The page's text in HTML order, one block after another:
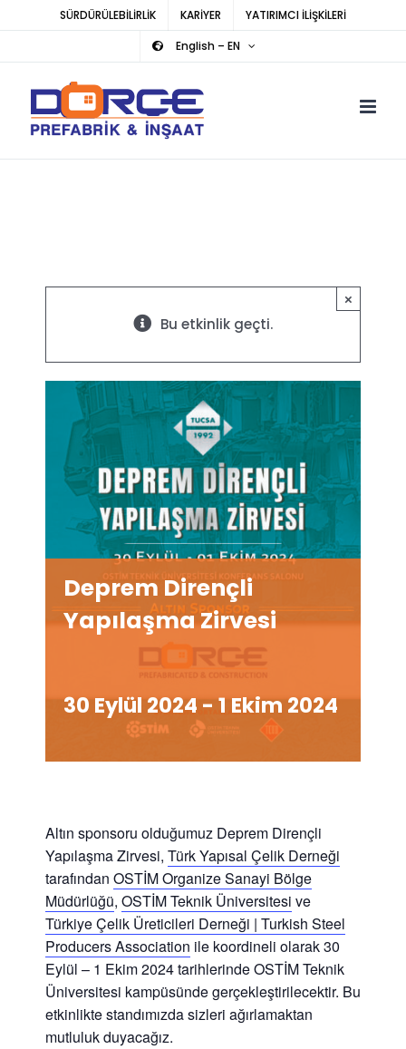
SÜRDÜRÜLEBİLİRLİK KARİYER
YATIRIMCI İLİŞKİLERİ
English – EN
×
Bu etkinlik geçti.
Deprem Dirençli
Yapılaşma Zirvesi
30 Eylül 2024-1 Ekim 2024
Altın sponsoru olduğumuz Deprem Dirençli
Yapılaşma Zirvesi, Türk Yapısal Çelik Derneği
tarafından OSTİM Organize Sanayi Bölge
Müdürlüğü, OSTİM Teknik Üniversitesi ve
Türkiye Çelik Üreticileri Derneği | Turkish Steel
Producers Association ile koordineli olarak 30
Eylül – 1 Ekim 2024 tarihlerinde OSTİM Teknik
Üniversitesi kampüsünde gerçekleştirilecektir. Bu
etkinlikte standımızda sizleri ağırlamaktan
mutluluk duyacağız.